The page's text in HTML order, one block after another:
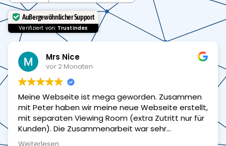
Außergewöhnlicher Support
Verifiziert von: Trustindex
Seda Demircan
vor 3 Monaten
Herr Auer hat mich bei der Erstellung meiner neuen
Webseite für meinen KFZ-Zulassungsservice
hervorragend unterstützt. Er war jederzeit gut
erreichbar, hat alle Fragen verständlich
beantwortet und meine Wünsche schnell und